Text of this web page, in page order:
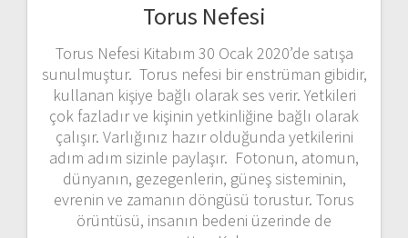
Torus Nefesi
Torus Nefesi Kitabım 30 Ocak 2020’de satışa
sunulmuştur. Torus nefesi bir enstrüman gibidir,
kullanan kişiye bağlı olarak ses verir. Yetkileri
çok fazladır ve kişinin yetkinliğine bağlı olarak
çalışır. Varlığınız hazır olduğunda yetkilerini
adım adım sizinle paylaşır. Fotonun, atomun,
dünyanın, gezegenlerin, güneş sisteminin,
evrenin ve zamanın döngüsü torustur. Torus
örüntüsü, insanın bedeni üzerinde de